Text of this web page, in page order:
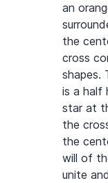
an
the
cross
shapes.
is a half
star at
the
the
will of
unite